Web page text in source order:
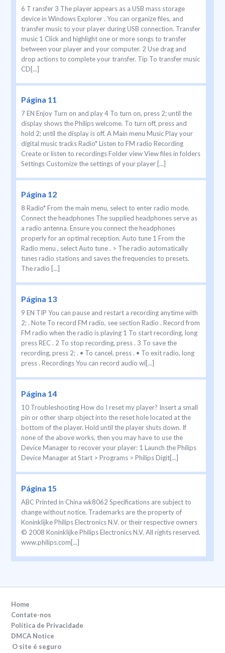
6 T ransfer 3 The player appears as a USB mass storage
device in Windows Explorer . You can organize files, and
transfer music to your player during USB connection. Transfer
music 1 Click and highlight one or more songs to transfer
between your player and your computer. 2 Use drag and
drop actions to complete your transfer. Tip To transfer music
CD[...]
Página 11
7 EN Enjoy Turn on and play 4 To turn on, press 2; until the
display shows the Philips welcome. To turn off, press and
hold 2; until the display is off. A Main menu Music Play your
digital music tracks Radio* Listen to FM radio Recording
Create or listen to recordings Folder view View files in folders
Settings Customize the settings of your player [...]
Página 12
8 Radio* From the main menu, select to enter radio mode.
Connect the headphones The supplied headphones serve as
a radio antenna. Ensure you connect the headphones
properly for an optimal reception. Auto tune 1 From the
Radio menu , select Auto tune . > The radio automatically
tunes radio stations and saves the frequencies to presets.
The radio [...]
Página 13
9 EN TIP You can pause and restart a recording anytime with
2; . Note To record FM radio, see section Radio . Record from
FM radio when the radio is playing 1 To start recording, long
press REC . 2 To stop recording, press . 3 To save the
recording, press 2; . • To cancel, press . • To exit radio, long
press . Recordings You can record audio wi[...]
Página 14
10 Troubleshooting How do I reset my player? Insert a small
pin or other sharp object into the reset hole located at the
bottom of the player. Hold until the player shuts down. If
none of the above works, then you may have to use the
Device Manager to recover your player: 1 Launch the Philips
Device Manager at Start > Programs > Philips Digit[...]
Página 15
ABC Printed in China wk8062 Specifications are subject to
change without notice. Trademarks are the property of
Koninklijke Philips Electronics N.V. or their respective owners
© 2008 Koninklijke Philips Electronics N.V. All rights reserved.
www.philips.com[...]
Home
Contate-nos
Política de Privacidade
DMCA Notice
O site é seguro